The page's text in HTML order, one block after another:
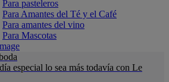
Para pasteleros
Para Amantes del Té y el Café
Para amantes del vino
Para Mascotas
especial lo sea más todavía con Le